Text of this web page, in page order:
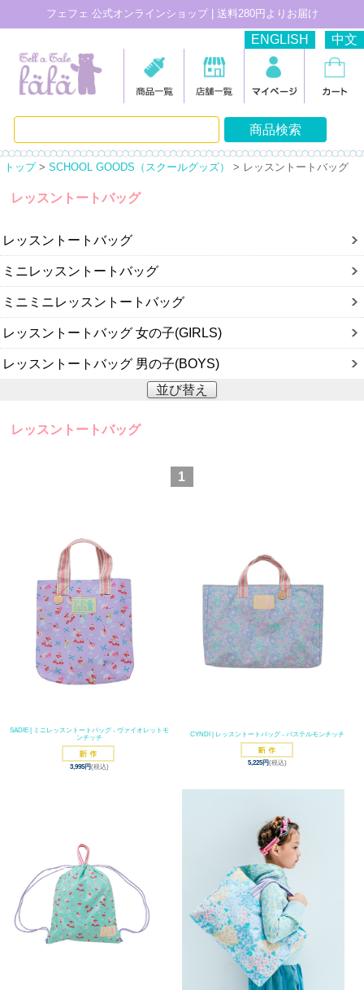
フェフェ 公式オンラインショップ | 送料280円よりお届け
ENGLISH 中文
トップ> SCHOOL GOODS（スクールグッズ） > レッスントートバッグ
レッスントートバッグ
レッスントートバッグ
ミニレッスントートバッグ
ミニミニレッスントートバッグ
レッスントートバッグ 女の子(GIRLS)
レッスントートバッグ 男の子(BOYS)
並び替え
レッスントートバッグ
1
SADIE | ミニレッスントートバッグ - ヴァイオレットモ
ンチッチ
3,995円(税込)
CYNDI | レッスントートバッグ - パステルモンチッチ
5,225円(税込)